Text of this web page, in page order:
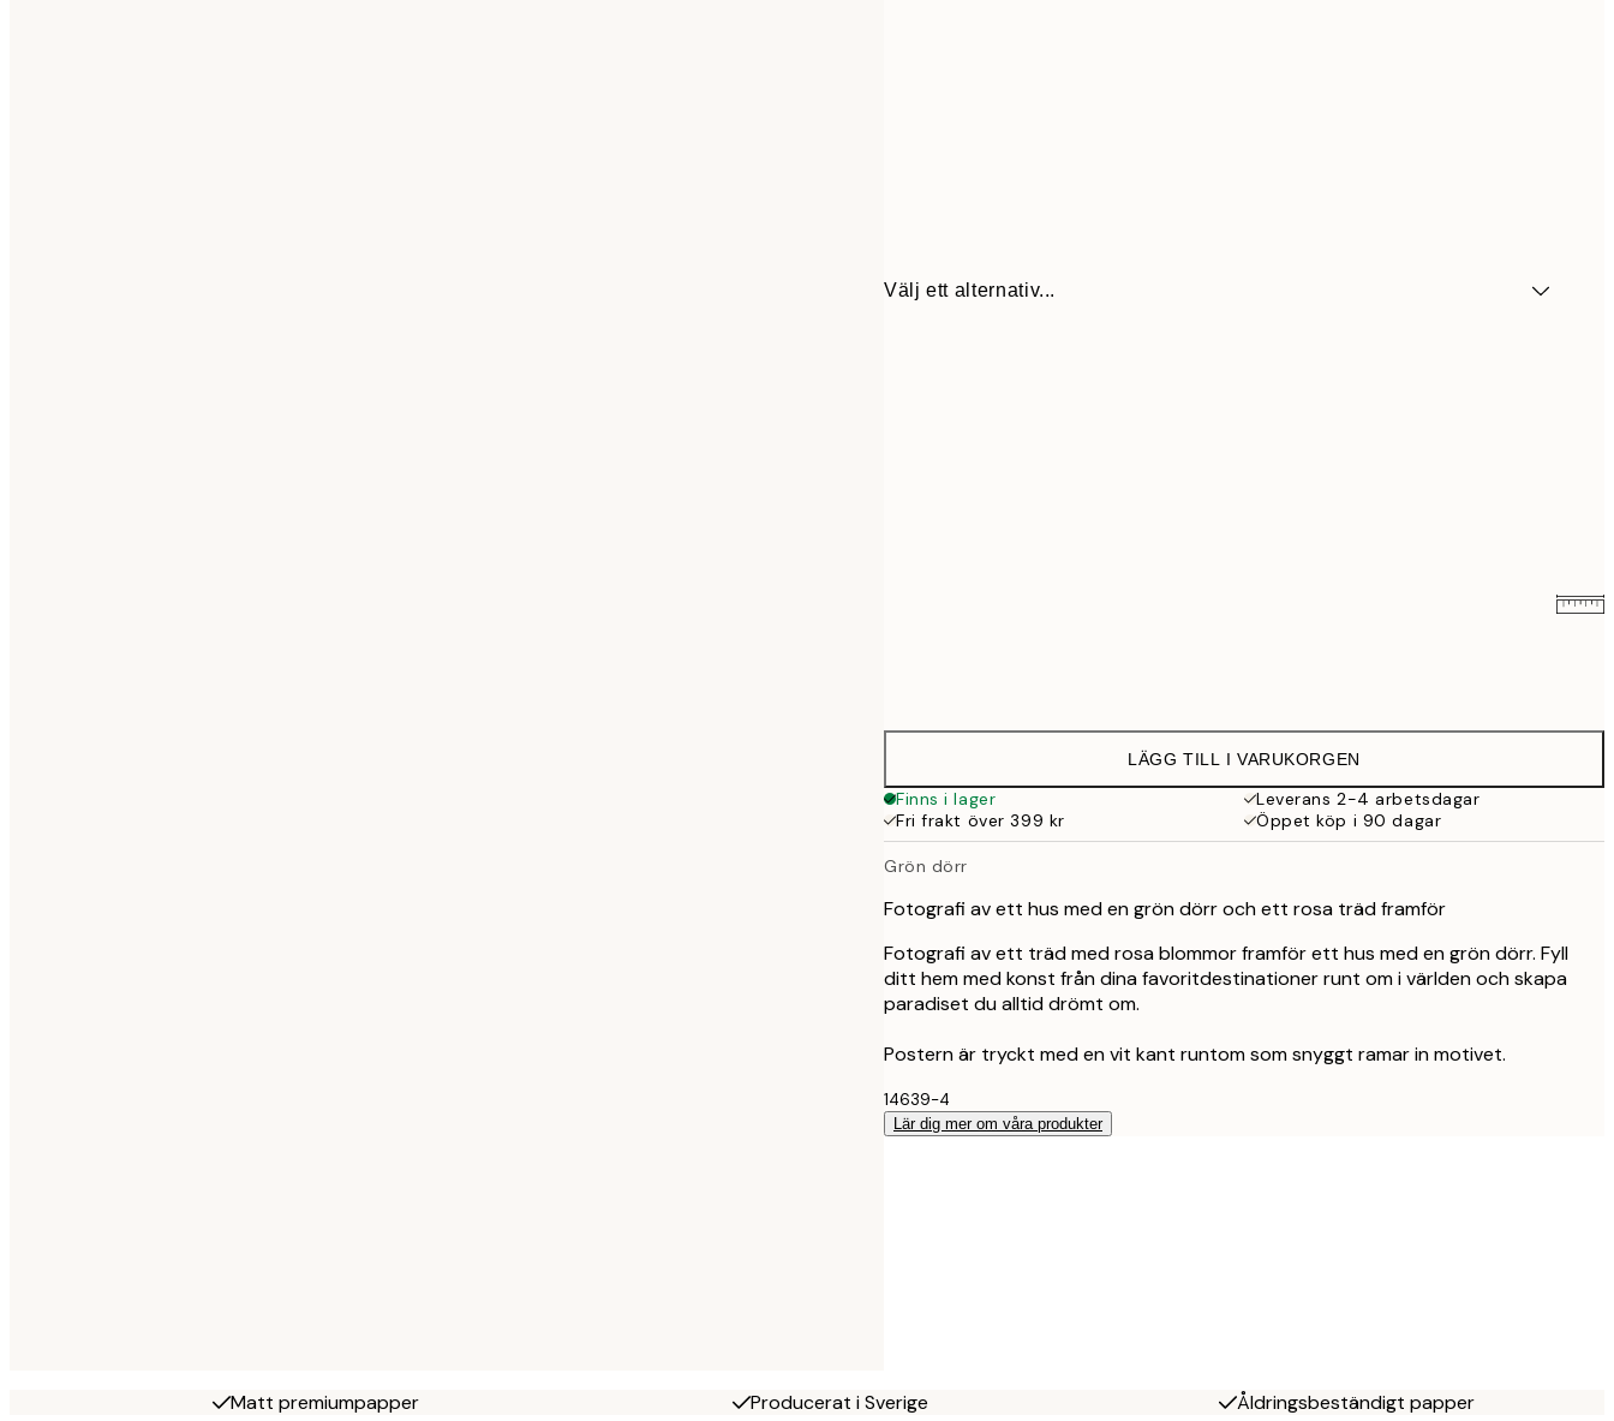
Välj ett alternativ...
50x70 cm
LÄGG TILL I VARUKORGEN
Finns i lager
Leverans 2-4 arbetsdagar
Fri frakt över 399 kr
Öppet köp i 90 dagar
Grön dörr
Fotografi av ett hus med en grön dörr och ett rosa träd framför
Fotografi av ett träd med rosa blommor framför ett hus med en grön dörr. Fyll
ditt hem med konst från dina favoritdestinationer runt om i världen och skapa
paradiset du alltid drömt om.
Postern är tryckt med en vit kant runtom som snyggt ramar in motivet.
14639-4
Lär dig mer om våra produkter
Matt premiumpapper Producerat i Sverige Åldringsbeständigt papper